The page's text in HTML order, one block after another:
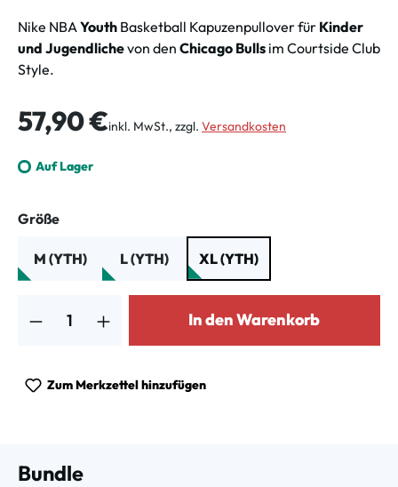
Nike NBA Youth Basketball Kapuzenpullover für Kinder
und Jugendlichevon den Chicago Bulls im Courtside Club
Style.
Regulärer Preis:
57,90 €inkl. MwSt., zzgl. Versandkosten
Auf Lager
Größeauswählen
M (YTH) L (YTH) XL (YTH)
In den Warenkorb
Zum Merkzettel hinzufügen
Bundle